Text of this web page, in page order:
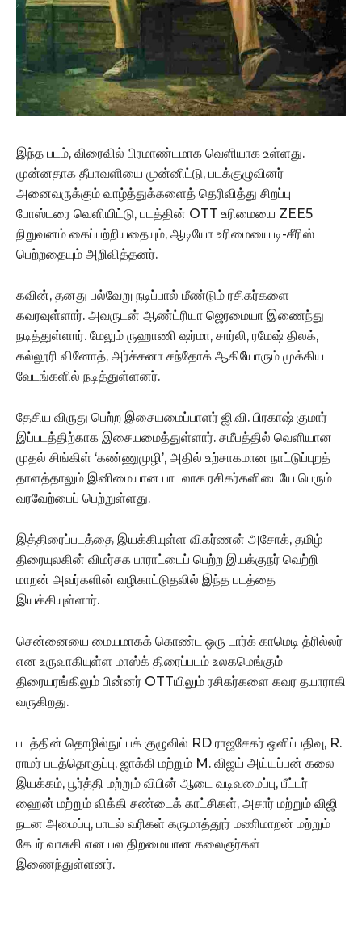
இந்த படம், விரைவில் பிரமாண்டமாக வெளியாக உள்ளது.
முன்னதாக தீபாவளியை முன்னிட்டு, படக்குழுவினர்
அனைவருக்கும் வாழ்த்துக்களைத் தெரிவித்து சிறப்பு
போஸ்டரை வெளியிட்டு, படத்தின் OTT உரிமையை ZEE5
நிறுவனம் கைப்பற்றியதையும், ஆடியோ உரிமையை டி-சீரிஸ்
பெற்றதையும் அறிவித்தனர்.
கவின், தனது பல்வேறு நடிப்பால் மீண்டும் ரசிகர்களை
கவரவுள்ளார். அவருடன் ஆண்ட்ரியா ஜெரமையா இணைந்து
நடித்துள்ளார். மேலும் ருஹாணி ஷர்மா, சார்லி, ரமேஷ் திலக்,
கல்லூரி வினோத், அர்ச்சனா சந்தோக் ஆகியோரும் முக்கிய
வேடங்களில் நடித்துள்ளனர்.
தேசிய விருது பெற்ற இசையமைப்பாளர் ஜி.வி. பிரகாஷ் குமார்
இப்படத்திற்காக இசையமைத்துள்ளார். சமீபத்தில் வெளியான
முதல் சிங்கிள் ‘கண்ணுமுழி’, அதில் உற்சாகமான நாட்டுப்புறத்
தாளத்தாலும் இனிமையான பாடலாக ரசிகர்களிடையே பெரும்
வரவேற்பைப் பெற்றுள்ளது.
இத்திரைப்படத்தை இயக்கியுள்ள விகர்ணன் அசோக், தமிழ்
திரையுலகின் விமர்சக பாராட்டைப் பெற்ற இயக்குநர் வெற்றி
மாறன் அவர்களின் வழிகாட்டுதலில் இந்த படத்தை
இயக்கியுள்ளார்.
சென்னையை மையமாகக் கொண்ட ஒரு டார்க் காமெடி த்ரில்லர்
என உருவாகியுள்ள மாஸ்க் திரைப்படம் உலகமெங்கும்
திரையரங்கிலும் பின்னர் OTTயிலும் ரசிகர்களை கவர தயாராகி
வருகிறது.
படத்தின் தொழில்நுட்பக் குழுவில் RD ராஜசேகர் ஒளிப்பதிவு, R.
ராமர் படத்தொகுப்பு, ஜாக்கி மற்றும் M. விஜய் அய்யப்பன் கலை
இயக்கம், பூர்த்தி மற்றும் விபின் ஆடை வடிவமைப்பு, பீட்டர்
ஹைன் மற்றும் விக்கி சண்டைக் காட்சிகள், அசார் மற்றும் விஜி
நடன அமைப்பு, பாடல் வரிகள் கருமாத்தூர் மணிமாறன் மற்றும்
கேபர் வாசுகி என பல திறமையான கலைஞர்கள்
இணைந்துள்ளனர்.